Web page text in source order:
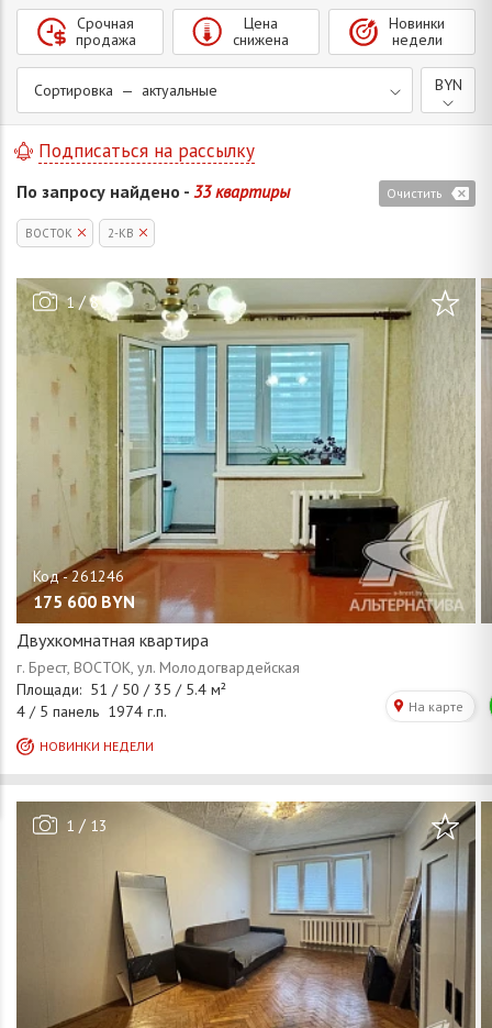
Сортировка — актуальные
Срочная
продажа
Цена
снижена
Новинки
недели
BYN
По запросу найдено - 33 квартиры Очистить
Подписаться на рассылку
ВОСТОК 2-КВ
1 /8
175 600 BYN
Двухкомнатная квартира
1 / 13